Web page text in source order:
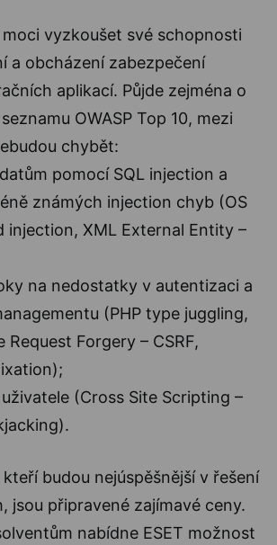
moci vyzkoušet své schopnosti
a obcházení zabezpečení
aplikací. Půjde zejména o
OWASP Top 10, mezi
chybět:
pomocí SQL injection a
známých injection chyb (OS
injection, XML External Entity –
na nedostatky v autentizaci a
(PHP type juggling,
Request Forgery – CSRF,
(Cross Site Scripting –
budou nejúspěšnější v řešení
jsou připravené zajímavé ceny.
nabídne ESET možnost